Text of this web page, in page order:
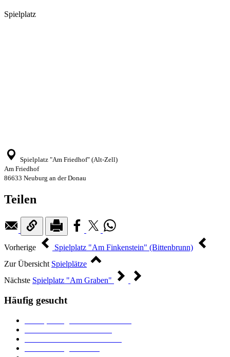
Spielplatz
Spielplatz "Am Friedhof" (Alt-Zell)
Am Friedhof
86633 Neuburg an der Donau
Teilen
Vorherige
Spielplatz "Am Finkenstein" (Bittenbrunn)
Zur Übersicht Spielplätze
Nächste Spielplatz "Am Graben"
Häufig gesucht